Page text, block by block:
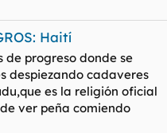
Haití
de progreso donde se
despiezando cadaveres
es la religión oficial
ver peña comiendo